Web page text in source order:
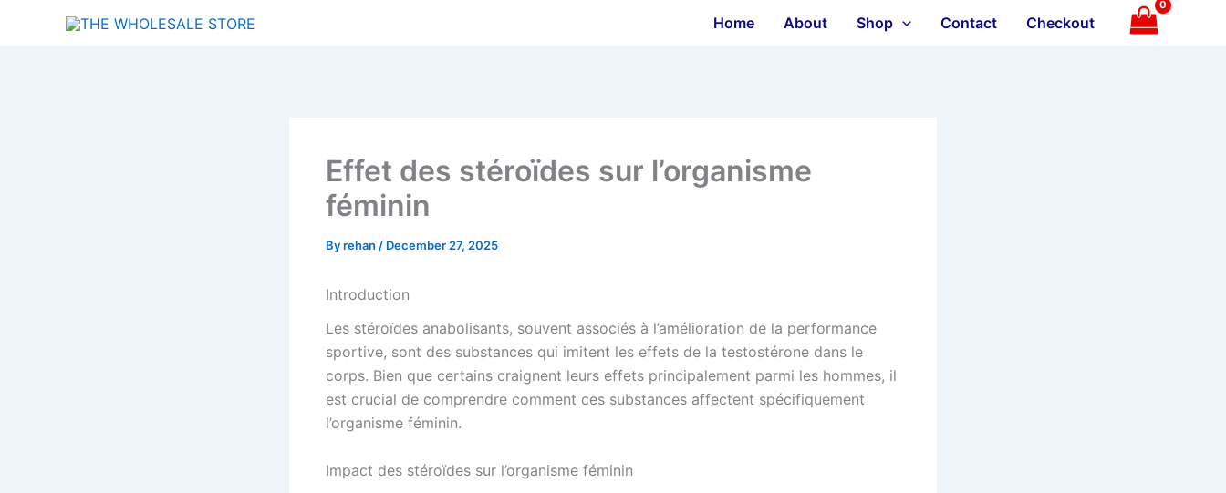
Home About Shop Contact Checkout
Effet des stéroïdes sur l’organisme
féminin
Byrehan / December 27, 2025
Introduction
Les stéroïdes anabolisants, souvent associés à l’amélioration de la performance
sportive, sont des substances qui imitent les effets de la testostérone dans le
corps. Bien que certains craignent leurs effets principalement parmi les hommes, il
est crucial de comprendre comment ces substances affectent spécifiquement
l’organisme féminin.
Impact des stéroïdes sur l’organisme féminin